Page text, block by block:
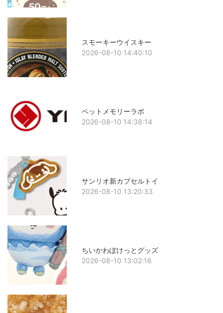
スモーキーウイスキー
2026-08-10 14:40:10
ペットメモリーラボ
2026-08-10 14:38:14
サンリオ新カプセルトイ
2026-08-10 13:20:33
ちいかわぽけっとグッズ
2026-08-10 13:02:16